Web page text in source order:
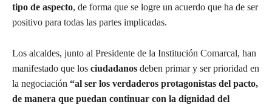
tipo de aspecto, de forma que se logre un acuerdo que ha de ser
positivo para todas las partes implicadas.
Los alcaldes, junto al Presidente de la Institución Comarcal, han
manifestado que los ciudadanos deben primar y ser prioridad en
la negociación “al ser los verdaderos protagonistas del pacto,
de manera que puedan continuar con la dignidad del